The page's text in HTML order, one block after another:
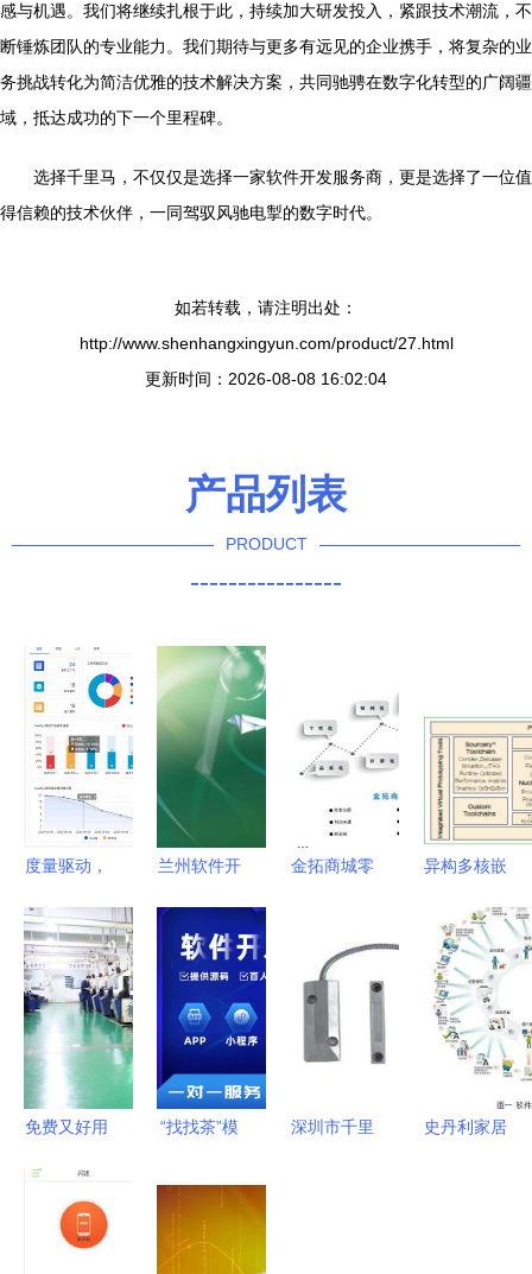
感与机遇。我们将继续扎根于此，持续加大研发投入，紧跟技术潮流，不
断锤炼团队的专业能力。我们期待与更多有远见的企业携手，将复杂的业
务挑战转化为简洁优雅的技术解决方案，共同驰骋在数字化转型的广阔疆
域，抵达成功的下一个里程碑。
选择千里马，不仅仅是选择一家软件开发服务商，更是选择了一位值
得信赖的技术伙伴，一同驾驭风驰电掣的数字时代。
如若转载，请注明出处：
http://www.shenhangxingyun.com/product/27.html
更新时间：2026-08-08 16:02:04
产品列表
PRODUCT
----------------
度量驱动，
博云
DevOps产
品V3.3版本
正式发布
兰州软件开
从需求分析
到系统交付
的完整指南
金拓商城零
异构多核嵌
件解决方案
的开发策略
与实践
免费又好用
管理软件
下载指南与
“找找茶”模
件开发方案
深圳市千里
史丹利家居